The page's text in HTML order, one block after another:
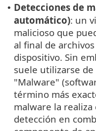
• Detecciones de
automático): un
malicioso que
al final de
dispositivo. Sin
suele utilizarse
"Malware"
término más
malware la
detección en